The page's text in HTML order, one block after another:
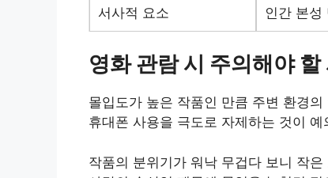
서사적 요소 인간 본성
영화 관람 시 주의해야
몰입도가 높은 작품인 만큼 주변 환경
휴대폰 사용을 극도로 자제하는 것이 예
작품의 분위기가 워낙 무겁다 보니 작